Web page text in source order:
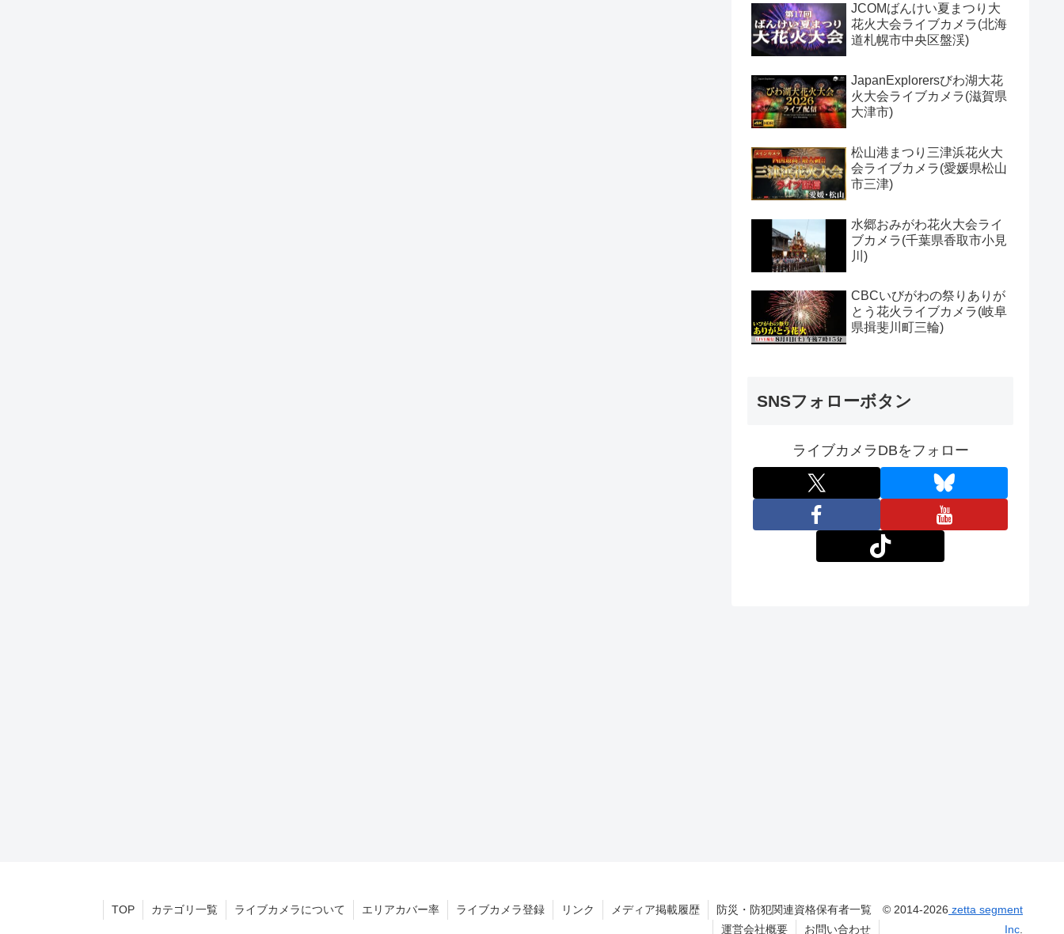
JCOMばんけい夏まつり大
花火大会ライブカメラ(北海
道札幌市中央区盤渓)
JapanExplorersびわ湖大花
火大会ライブカメラ(滋賀県
大津市)
松山港まつり三津浜花火大
会ライブカメラ(愛媛県松山
市三津)
水郷おみがわ花火大会ライ
ブカメラ(千葉県香取市小見
川)
CBCいびがわの祭りありが
とう花火ライブカメラ(岐阜
県揖斐川町三輪)
SNSフォローボタン
ライブカメラDBをフォロー
TOP カテゴリ一覧 ライブカメラについて エリアカバー率 ライブカメラ登録 リンク メディア掲載履歴
防災・防犯関連資格保有者一覧
運営会社概要
お問い合わせ
© 2014-2026 zetta segment
Inc